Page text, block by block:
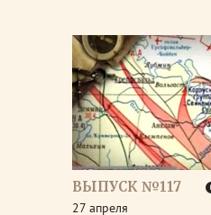
ВЫПУСК №117
27 апреля